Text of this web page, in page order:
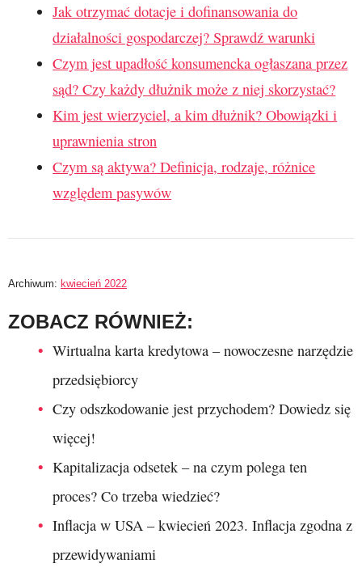
Jak otrzymać dotacje i dofinansowania do
działalności gospodarczej? Sprawdź warunki
Czym jest upadłość konsumencka ogłaszana przez
sąd? Czy każdy dłużnik może z niej skorzystać?
Kim jest wierzyciel, a kim dłużnik? Obowiązki i
uprawnienia stron
Czym są aktywa? Definicja, rodzaje, różnice
względem pasywów
Archiwum: kwiecień 2022
ZOBACZ RÓWNIEŻ:
Wirtualna karta kredytowa – nowoczesne narzędzie
przedsiębiorcy
Czy odszkodowanie jest przychodem? Dowiedz się
więcej!
Kapitalizacja odsetek – na czym polega ten
proces? Co trzeba wiedzieć?
Inflacja w USA – kwiecień 2023. Inflacja zgodna z
przewidywaniami